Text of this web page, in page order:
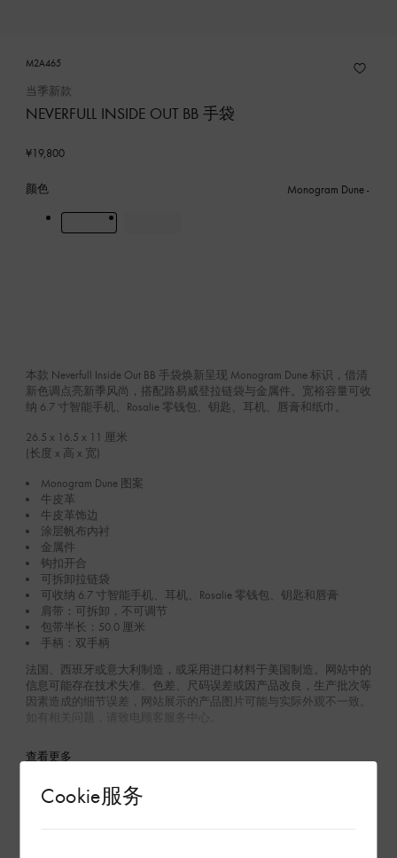
Cookie服务
M2A465
当季新款
NEVERFULL INSIDE OUT BB 手袋
¥19,800
颜色 Monogram Dune
本款 Neverfull Inside Out BB 手袋焕新呈现 Monogram Dune 标识，借清
新色调点亮新季风尚，搭配路易威登拉链袋与金属件。宽裕容量可收
纳 6.7 寸智能手机、Rosalie 零钱包、钥匙、耳机、唇膏和纸巾。
26.5 x 16.5 x 11 厘米
(长度 x 高 x 宽)
Monogram Dune 图案
牛皮革
牛皮革饰边
涂层帆布内衬
金属件
钩扣开合
可拆卸拉链袋
可收纳 6.7 寸智能手机、耳机、Rosalie 零钱包、钥匙和唇膏
肩带：可拆卸，不可调节
包带半长：50.0 厘米
手柄：双手柄
法国、西班牙或意大利制造，或采用进口材料于美国制造。网站中的
信息可能存在技术失准、色差、尺码误差或因产品改良，生产批次等
因素造成的细节误差，网站展示的产品图片可能与实际外观不一致。
如有相关问题，请致电顾客服务中心。
查看更多
环保与可持续性